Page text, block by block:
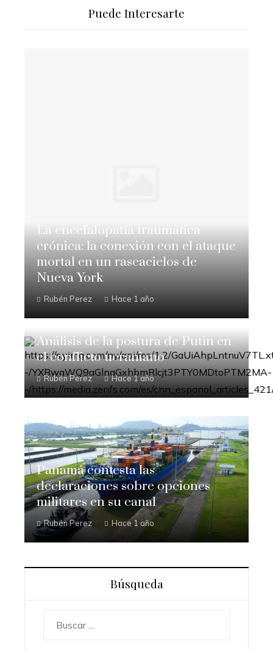
Puede Interesarte
La encefalopatía traumática
crónica: la conexión con el ataque
mortal en un rascacielos de
Nueva York
Rubén Perez Hace 1 año
Análisis de la postura de Putin en
el conflicto ucraniano
Rubén Perez Hace 1 año
Panamá contesta las
declaraciones sobre opciones
militares en su canal
Rubén Perez Hace 1 año
Búsqueda